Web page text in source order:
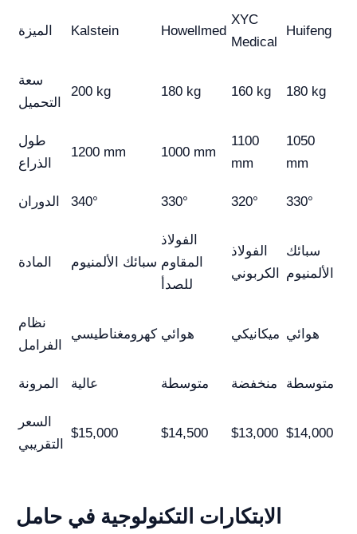
الميزة Kalstein Howellmed
XYC
Medical
Huifeng
سعة
التحميل
200 kg 180 kg 160 kg 180 kg
طول
الذراع
1200 mm 1000 mm
1100
mm
1050
mm
الدوران 340° 330° 320° 330°
المادة سبائك الألمنيوم
الفولاذ
المقاوم
للصدأ
الفولاذ
الكربوني
سبائك
الألمنيوم
نظام
الفرامل
كهرومغناطيسي هوائي ميكانيكي هوائي
المرونة عالية متوسطة منخفضة متوسطة
السعر
التقريبي
$15,000 $14,500 $13,000 $14,000
الابتكارات التكنولوجية في حامل